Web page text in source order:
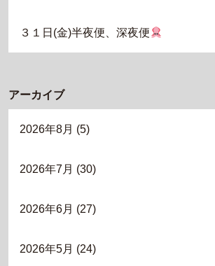
３１日(金)半夜便、深夜便
アーカイブ
2026年8月 (5)
2026年7月 (30)
2026年6月 (27)
2026年5月 (24)